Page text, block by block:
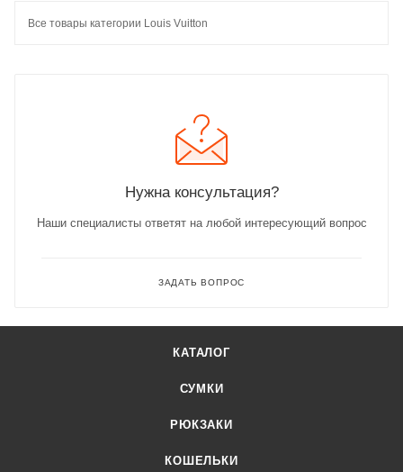
Все товары категории Louis Vuitton
Нужна консультация?
Наши специалисты ответят на любой интересующий вопрос
ЗАДАТЬ ВОПРОС
КАТАЛОГ
СУМКИ
РЮКЗАКИ
КОШЕЛЬКИ